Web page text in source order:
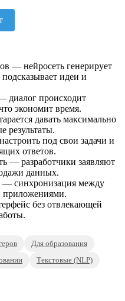
— нейросеть генерирует
идеи и
диалог происходит
экономит время.
давать максимально
результаты.
под свои задачи и
ответов.
— разработчики заявляют
данных.
— синхронизация между
приложениями.
без отвлекающей
Для образования
Текстовые (NLP)